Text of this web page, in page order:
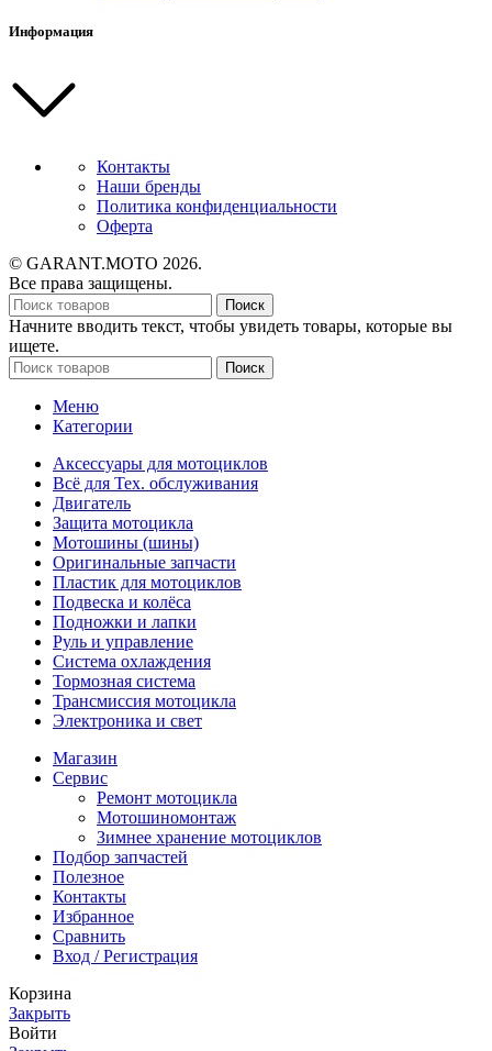
Информация
Контакты
Наши бренды
Политика конфиденциальности
Оферта
© GARANT.MOTO 2026.
Все права защищены.
Поиск
Начните вводить текст, чтобы увидеть товары, которые вы
ищете.
Поиск
Меню
Категории
Аксессуары для мотоциклов
Всё для Тех. обслуживания
Двигатель
Защита мотоцикла
Мотошины (шины)
Оригинальные запчасти
Пластик для мотоциклов
Подвеска и колёса
Подножки и лапки
Руль и управление
Система охлаждения
Тормозная система
Трансмиссия мотоцикла
Электроника и свет
Магазин
Сервис
Ремонт мотоцикла
Мотошиномонтаж
Зимнее хранение мотоциклов
Подбор запчастей
Полезное
Контакты
Избранное
Сравнить
Вход / Регистрация
Корзина
Закрыть
Войти